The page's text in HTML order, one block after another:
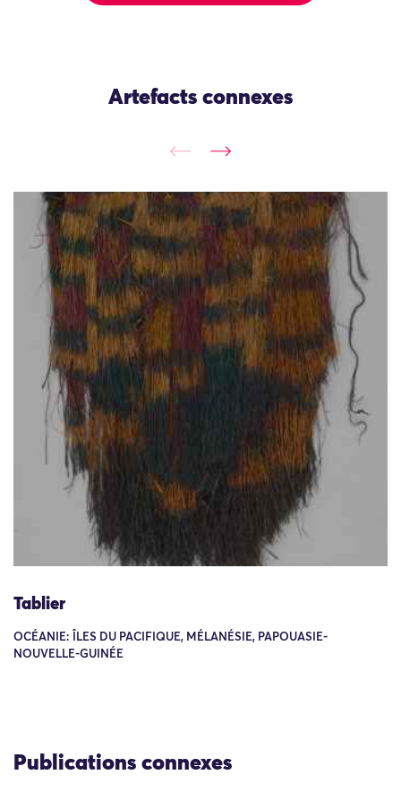
Artefacts connexes
Tablier
OCÉANIE: ÎLES DU PACIFIQUE, MÉLANÉSIE, PAPOUASIE-
NOUVELLE-GUINÉE
Publications connexes